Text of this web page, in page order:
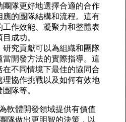
團隊更好地選擇合適的合作
應的團隊結構和流程。這有
工作效能、凝聚力和整體表
成功。
研究貢獻可以為組織和團隊
當開發方法的實際指導。這
在不同情境下最佳的協同合
理協作挑戰以及如何有效地
隊等。
軟體開發領域提供有價值
隊做出更明智的決策，以